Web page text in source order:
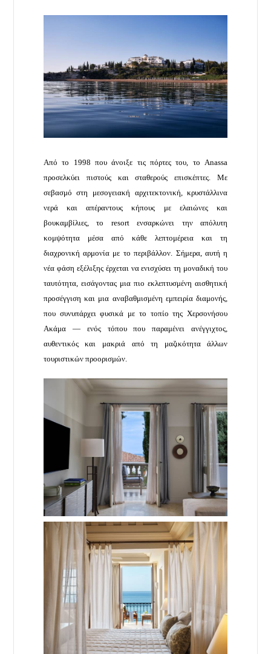
Από το 1998 που άνοιξε τις πόρτες του, το Anassa
προσελκύει πιστούς και σταθερούς επισκέπτες. Με
σεβασμό στη μεσογειακή αρχιτεκτονική, κρυστάλλινα
νερά και απέραντους κήπους με ελαιώνες και
βουκαμβίλιες, το resort ενσαρκώνει την απόλυτη
κομψότητα μέσα από κάθε λεπτομέρεια και τη
διαχρονική αρμονία με το περιβάλλον. Σήμερα, αυτή η
νέα φάση εξέλιξης έρχεται να ενισχύσει τη μοναδική του
ταυτότητα, εισάγοντας μια πιο εκλεπτυσμένη αισθητική
προσέγγιση και μια αναβαθμισμένη εμπειρία διαμονής,
που συνυπάρχει φυσικά με το τοπίο της Χερσονήσου
Ακάμα — ενός τόπου που παραμένει ανέγγιχτος,
αυθεντικός και μακριά από τη μαζικότητα άλλων
τουριστικών προορισμών.